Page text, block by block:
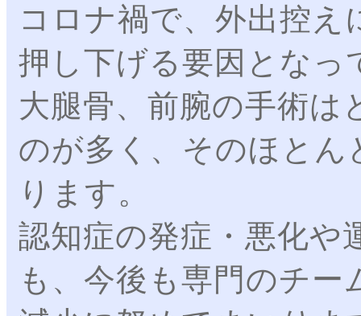
コロナ禍で、外出控
押し下げる要因となっ
大腿骨、前腕の手術は
のが多く、そのほと
ります。
認知症の発症・悪化や
も、今後も専門のチ